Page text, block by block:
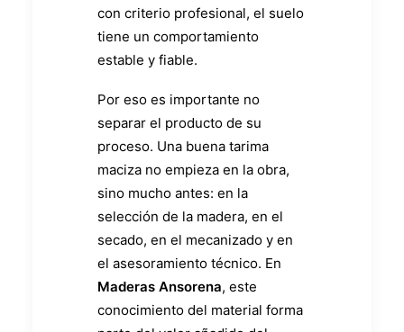
con criterio profesional, el suelo
tiene un comportamiento
estable y fiable.
Por eso es importante no
separar el producto de su
proceso. Una buena tarima
maciza no empieza en la obra,
sino mucho antes: en la
selección de la madera, en el
secado, en el mecanizado y en
el asesoramiento técnico. En
Maderas Ansorena, este
conocimiento del material forma